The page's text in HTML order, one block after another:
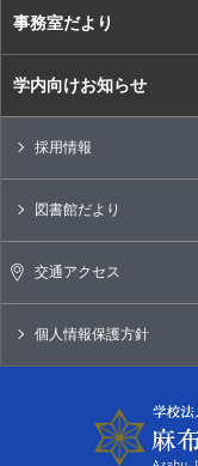
事務室だより
学内向けお知らせ
採用情報
図書館だより
交通アクセス
個人情報保護方針